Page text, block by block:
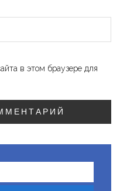
в этом браузере для